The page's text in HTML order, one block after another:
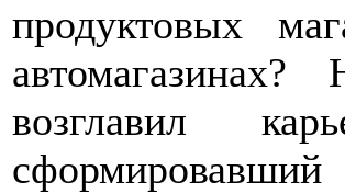
продуктовых
возглавил